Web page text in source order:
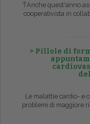
ŤAnche quest'anno
cooperativista in
> Pillole di
Le malattie cardio- e
problemi di maggiore